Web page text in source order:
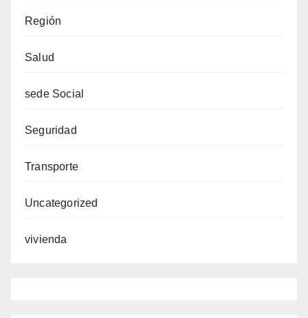
Región
Salud
sede Social
Seguridad
Transporte
Uncategorized
vivienda